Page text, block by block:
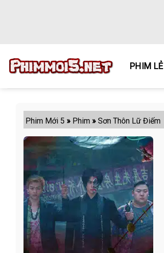
PHIM LẺ
Phim Mới 5 » Phim » Sơn Thôn Lữ Điếm